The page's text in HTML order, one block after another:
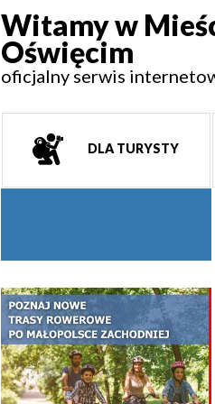
Witamy w
Oświęcim
oficjalny serwis
DLA TURYSTY